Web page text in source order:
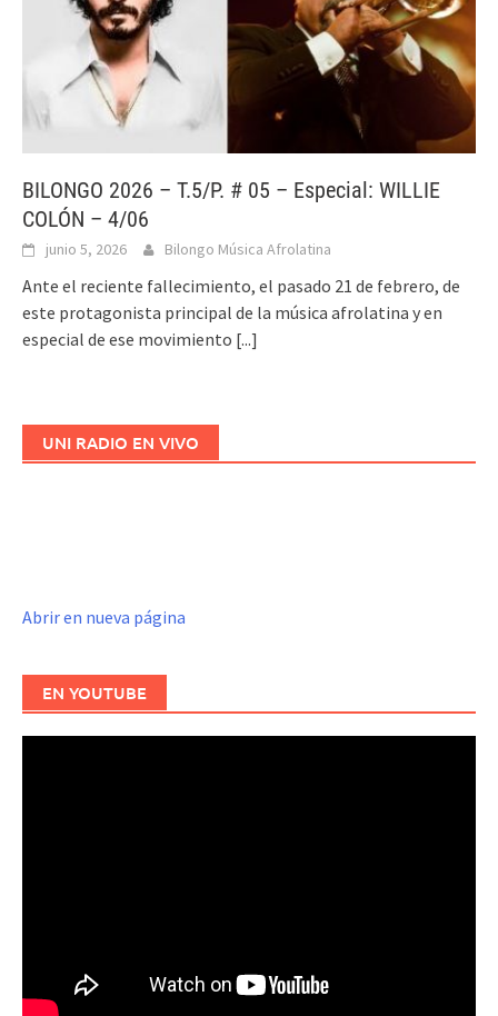
BILONGO 2026 – T.5/P. # 05 – Especial: WILLIE
COLÓN – 4/06
junio 5, 2026 Bilongo Música Afrolatina
Ante el reciente fallecimiento, el pasado 21 de febrero, de
este protagonista principal de la música afrolatina y en
especial de ese movimiento [...]
UNI RADIO EN VIVO
Abrir en nueva página
EN YOUTUBE